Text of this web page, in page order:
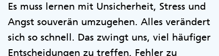
Es muss lernen mit Unsicherheit, Stress und
Angst souverän umzugehen. Alles verändert
sich so schnell. Das zwingt uns, viel häufiger
Entscheidungen zu treffen, Fehler zu